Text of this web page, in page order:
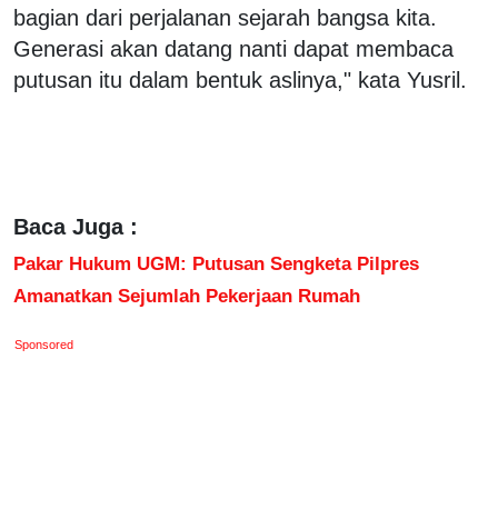
bagian dari perjalanan sejarah bangsa kita.
Generasi akan datang nanti dapat membaca
putusan itu dalam bentuk aslinya," kata Yusril.
Baca Juga :
Pakar Hukum UGM: Putusan Sengketa Pilpres
Amanatkan Sejumlah Pekerjaan Rumah
Sponsored